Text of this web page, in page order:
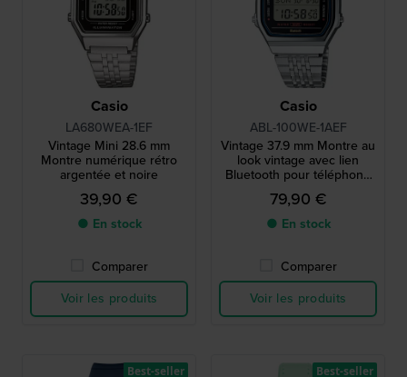
Casio
LA680WEA-1EF
Vintage Mini 28.6 mm
Montre numérique rétro
argentée et noire
39,90 €
● En stock
Comparer
Voir les produits
Casio
ABL-100WE-1AEF
Vintage 37.9 mm Montre au
look vintage avec lien
Bluetooth pour téléphone
intelligent
79,90 €
● En stock
Comparer
Voir les produits
Best-seller Best-seller